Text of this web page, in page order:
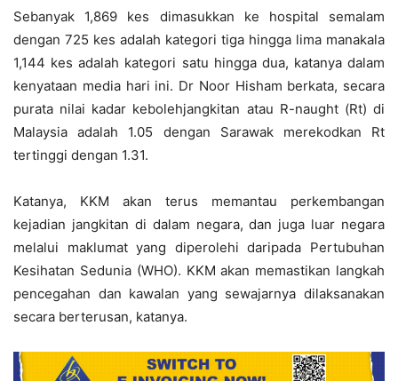
Sebanyak 1,869 kes dimasukkan ke hospital semalam
dengan 725 kes adalah kategori tiga hingga lima manakala
1,144 kes adalah kategori satu hingga dua, katanya dalam
kenyataan media hari ini. Dr Noor Hisham berkata, secara
purata nilai kadar kebolehjangkitan atau R-naught (Rt) di
Malaysia adalah 1.05 dengan Sarawak merekodkan Rt
tertinggi dengan 1.31.
Katanya, KKM akan terus memantau perkembangan
kejadian jangkitan di dalam negara, dan juga luar negara
melalui maklumat yang diperolehi daripada Pertubuhan
Kesihatan Sedunia (WHO). KKM akan memastikan langkah
pencegahan dan kawalan yang sewajarnya dilaksanakan
secara berterusan, katanya.